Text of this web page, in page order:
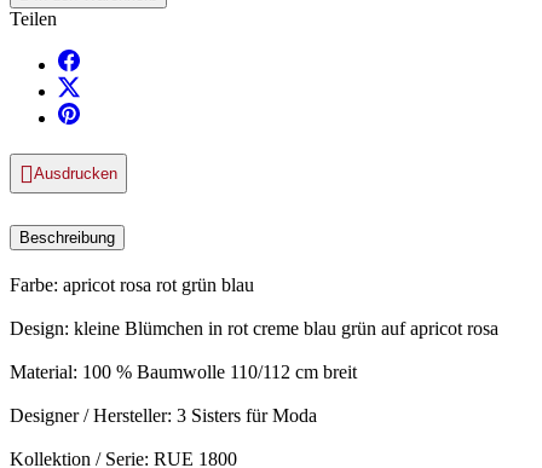
Teilen
Ausdrucken
Beschreibung
Farbe: apricot rosa rot grün blau
Design: kleine Blümchen in rot creme blau grün auf apricot rosa
Material: 100 % Baumwolle 110/112 cm breit
Designer / Hersteller: 3 Sisters für Moda
Kollektion / Serie: RUE 1800